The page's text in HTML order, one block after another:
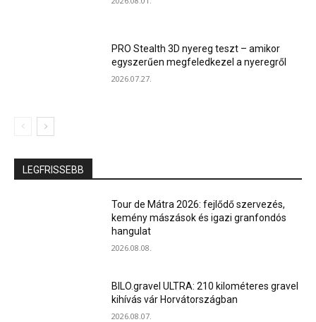
PRO Stealth 3D nyereg teszt – amikor
egyszerűen megfeledkezel a nyeregről
2026.07.27.
LEGFRISSEBB
Tour de Mátra 2026: fejlődő szervezés,
kemény mászások és igazi granfondós
hangulat
2026.08.08.
BILO.gravel ULTRA: 210 kilométeres gravel
kihívás vár Horvátországban
2026.08.07.